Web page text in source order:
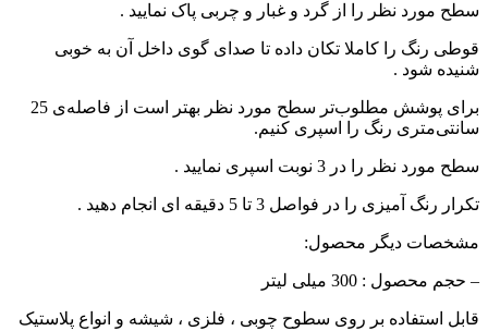
سطح مورد نظر را از گرد و غبار و چربی پاک نمایید .
قوطی رنگ را کاملا تکان داده تا صدای گوی داخل آن به خوبی
شنیده شود .
برای پوشش‌ مطلوب‌تر سطح مورد نظر بهتر است از فاصله‌ی 25
سانتی‌متری رنگ را اسپری کنیم.
سطح مورد نظر را در 3 نوبت اسپری نمایید .
تکرار رنگ آمیزی را در فواصل 3 تا 5 دقیقه ای انجام دهید .
مشخصات دیگر محصول:
– حجم محصول : 300 میلی لیتر
قابل استفاده بر روی سطوح چوبی ، فلزی ، شیشه و انواع پلاستیک